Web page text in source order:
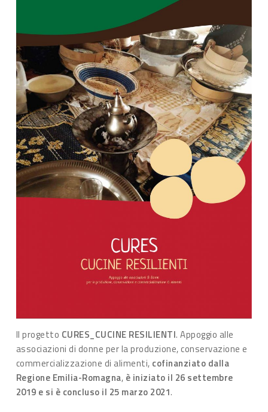
Il progetto CURES_CUCINE RESILIENTI. Appoggio alle
associazioni di donne per la produzione, conservazione e
commercializzazione di alimenti, cofinanziato dalla
Regione Emilia-Romagna, è iniziato il 26 settembre
2019 e si è concluso il 25 marzo 2021.